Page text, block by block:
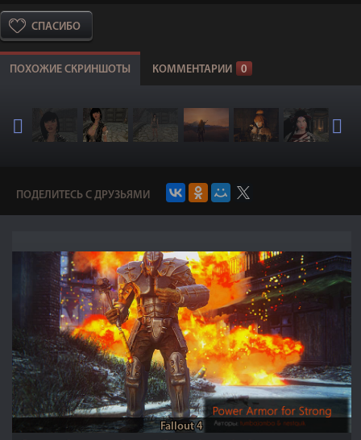
СПАСИБО
ПОХОЖИЕ СКРИНШОТЫ КОММЕНТАРИИ 0
ПОДЕЛИТЕСЬ С ДРУЗЬЯМИ
Fallout 4